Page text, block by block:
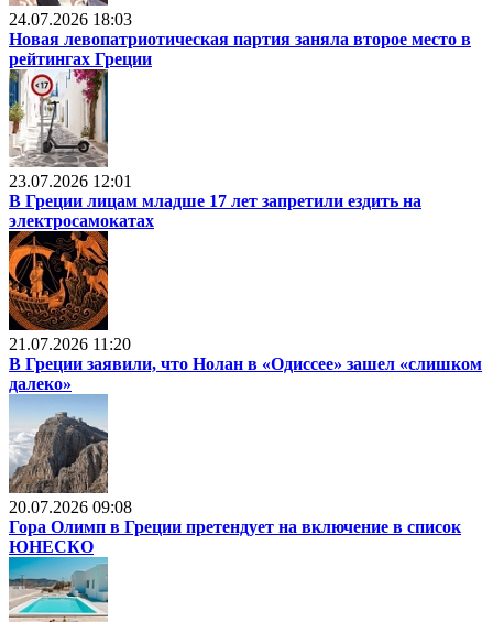
24.07.2026 18:03
Новая левопатриотическая партия заняла второе место в
рейтингах Греции
23.07.2026 12:01
В Греции лицам младше 17 лет запретили ездить на
электросамокатах
21.07.2026 11:20
В Греции заявили, что Нолан в «Одиссее» зашел «слишком
далеко»
20.07.2026 09:08
Гора Олимп в Греции претендует на включение в список
ЮНЕСКО